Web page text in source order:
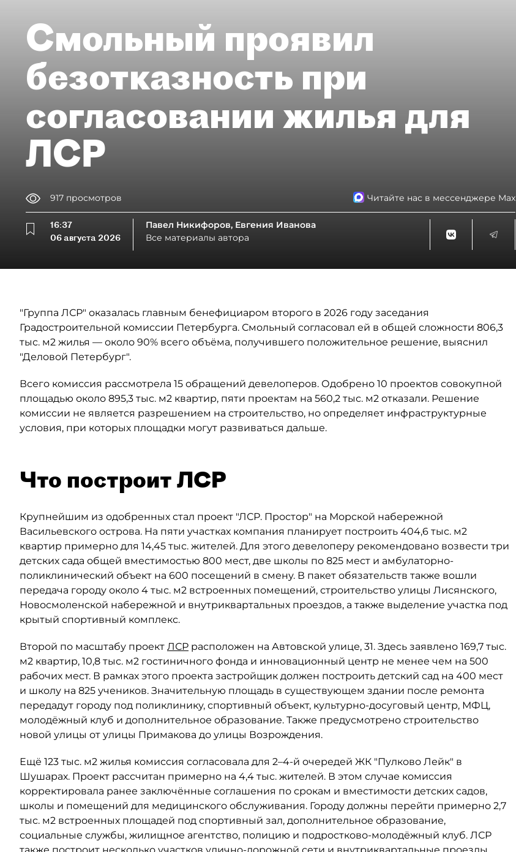
Смольный проявил
безотказность при
согласовании жилья для
ЛСР
917 просмотров Читайте нас в мессенджере Max
16:37
06 августа 2026
Павел Никифоров, Евгения Иванова
Все материалы автора
"Группа ЛСР" оказалась главным бенефициаром второго в 2026 году заседания
Градостроительной комиссии Петербурга. Смольный согласовал ей в общей сложности 806,3
тыс. м2 жилья — около 90% всего объёма, получившего положительное решение, выяснил
"Деловой Петербург".
Всего комиссия рассмотрела 15 обращений девелоперов. Одобрено 10 проектов совокупной
площадью около 895,3 тыс. м2 квартир, пяти проектам на 560,2 тыс. м2 отказали. Решение
комиссии не является разрешением на строительство, но определяет инфраструктурные
условия, при которых площадки могут развиваться дальше.
Что построит ЛСР
Крупнейшим из одобренных стал проект "ЛСР. Простор" на Морской набережной
Васильевского острова. На пяти участках компания планирует построить 404,6 тыс. м2
квартир примерно для 14,45 тыс. жителей. Для этого девелоперу рекомендовано возвести три
детских сада общей вместимостью 800 мест, две школы по 825 мест и амбулаторно-
поликлинический объект на 600 посещений в смену. В пакет обязательств также вошли
передача городу около 4 тыс. м2 встроенных помещений, строительство улицы Лисянского,
Новосмоленской набережной и внутриквартальных проездов, а также выделение участка под
крытый спортивный комплекс.
Второй по масштабу проект ЛСР расположен на Автовской улице, 31. Здесь заявлено 169,7 тыс.
м2 квартир, 10,8 тыс. м2 гостиничного фонда и инновационный центр не менее чем на 500
рабочих мест. В рамках этого проекта застройщик должен построить детский сад на 400 мест
и школу на 825 учеников. Значительную площадь в существующем здании после ремонта
передадут городу под поликлинику, спортивный объект, культурно-досуговый центр, МФЦ,
молодёжный клуб и дополнительное образование. Также предусмотрено строительство
новой улицы от улицы Примакова до улицы Возрождения.
Ещё 123 тыс. м2 жилья комиссия согласовала для 2–4-й очередей ЖК "Пулково Лейк" в
Шушарах. Проект рассчитан примерно на 4,4 тыс. жителей. В этом случае комиссия
корректировала ранее заключённые соглашения по срокам и вместимости детских садов,
школы и помещений для медицинского обслуживания. Городу должны перейти примерно 2,7
тыс. м2 встроенных площадей под спортивный зал, дополнительное образование,
социальные службы, жилищное агентство, полицию и подростково-молодёжный клуб. ЛСР